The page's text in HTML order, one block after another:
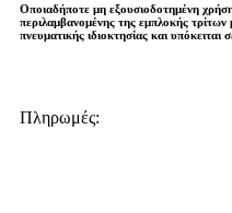
Οποιαδήποτε μη εξουσιοδοτημένη
περιλαμβανομένης της εμπλοκής
πνευματικής ιδιοκτησίας και υπόκειται
Πληρωμές: